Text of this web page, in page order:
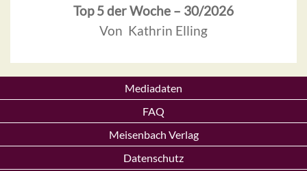
Top 5 der Woche – 30/2026
Von Kathrin Elling
Mediadaten
FAQ
Meisenbach Verlag
Datenschutz